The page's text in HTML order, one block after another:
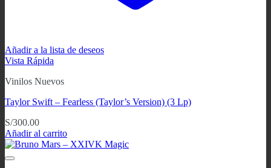
Añadir a la lista de deseos
Vista Rápida
Vinilos Nuevos
Taylor Swift – Fearless (Taylor’s Version) (3 Lp)
S/300.00
Añadir al carrito